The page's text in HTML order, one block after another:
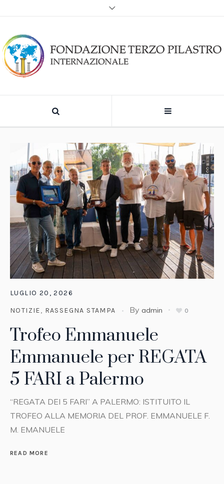
LUGLIO 20, 2026
NOTIZIE, RASSEGNA STAMPA By admin 0
Trofeo Emmanuele
Emmanuele per REGATA
5 FARI a Palermo
“REGATA DEI 5 FARI” A PALERMO: ISTITUITO IL
TROFEO ALLA MEMORIA DEL PROF. EMMANUELE F.
M. EMANUELE
READ MORE